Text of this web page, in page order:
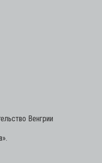
Венгрии